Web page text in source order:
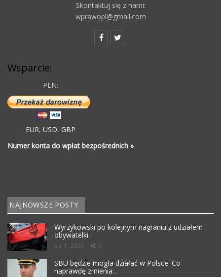
Skontaktuj się z nami:
wprawopl@gmail.com
Wsparcie:
PLN:
EUR, USD, GBP
Numer konta do wpłat bezpośrednich »
NAJNOWSZE POSTY
Wyrzykowski po kolejnym nagraniu z udziałem
obywatelki…
sie 1, 2026 0
SBU będzie mogła działać w Polsce. Co
naprawdę zmienia…